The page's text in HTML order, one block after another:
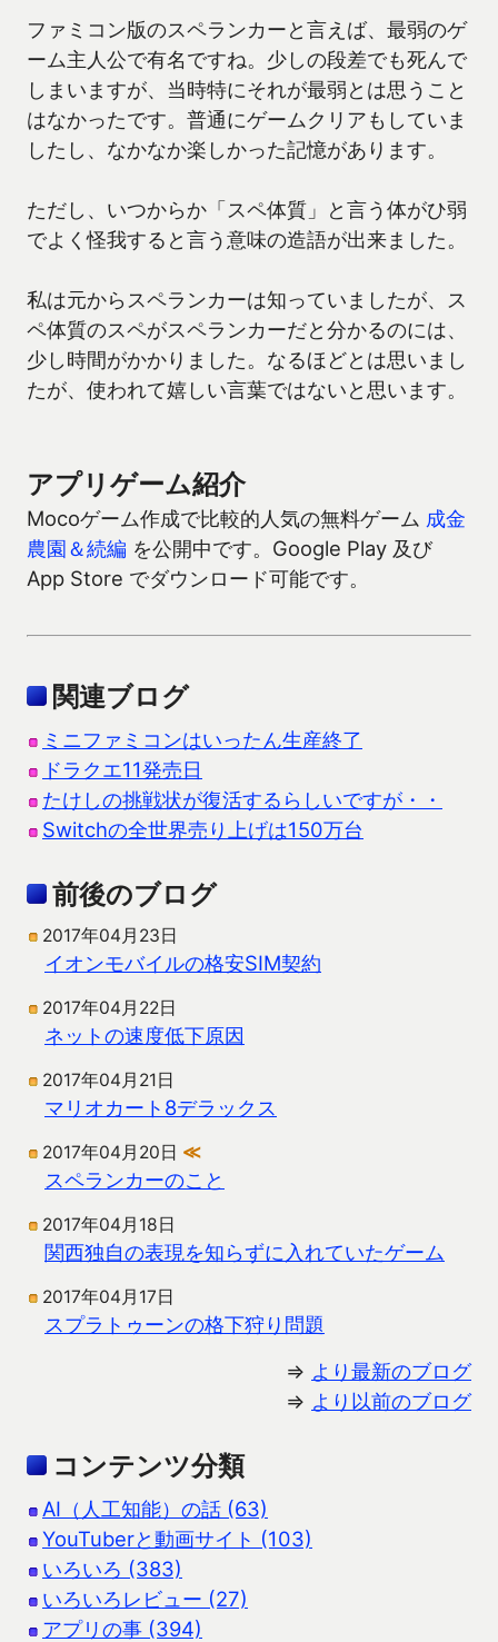
ファミコン版のスペランカーと言えば、最弱のゲ
ーム主人公で有名ですね。少しの段差でも死んで
しまいますが、当時特にそれが最弱とは思うこと
はなかったです。普通にゲームクリアもしていま
したし、なかなか楽しかった記憶があります。
ただし、いつからか「スペ体質」と言う体がひ弱
でよく怪我すると言う意味の造語が出来ました。
私は元からスペランカーは知っていましたが、ス
ペ体質のスペがスペランカーだと分かるのには、
少し時間がかかりました。なるほどとは思いまし
たが、使われて嬉しい言葉ではないと思います。
アプリゲーム紹介
Mocoゲーム作成で比較的人気の無料ゲーム 成金
農園＆続編 を公開中です。Google Play 及び
App Store でダウンロード可能です。
関連ブログ
ミニファミコンはいったん生産終了
ドラクエ11発売日
たけしの挑戦状が復活するらしいですが・・
Switchの全世界売り上げは150万台
前後のブログ
2017年04月23日
イオンモバイルの格安SIM契約
2017年04月22日
ネットの速度低下原因
2017年04月21日
マリオカート8デラックス
2017年04月20日 ≪
スペランカーのこと
2017年04月18日
関西独自の表現を知らずに入れていたゲーム
2017年04月17日
スプラトゥーンの格下狩り問題
⇒ より最新のブログ
⇒ より以前のブログ
コンテンツ分類
AI（人工知能）の話 (63)
YouTuberと動画サイト (103)
いろいろ (383)
いろいろレビュー (27)
アプリの事 (394)